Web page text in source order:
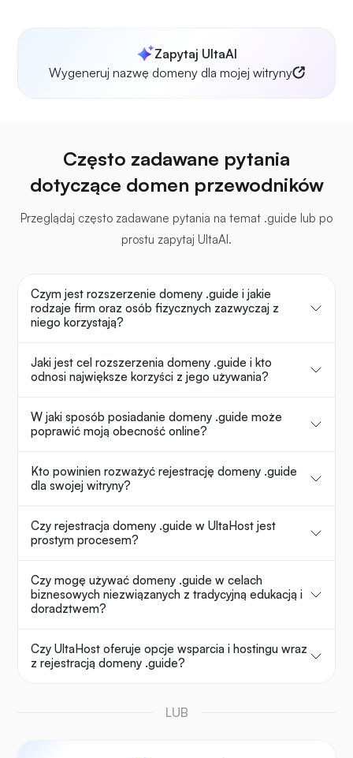
Zapytaj UltaAI
Wygeneruj nazwę domeny dla mojej witryny
Często zadawane pytania
dotyczące domen przewodników
Przeglądaj często zadawane pytania na temat .guide lub po
prostu zapytaj UltaAI.
Czym jest rozszerzenie domeny .guide i jakie
rodzaje firm oraz osób fizycznych zazwyczaj z
niego korzystają?
Jaki jest cel rozszerzenia domeny .guide i kto
odnosi największe korzyści z jego używania?
W jaki sposób posiadanie domeny .guide może
poprawić moją obecność online?
Kto powinien rozważyć rejestrację domeny .guide
dla swojej witryny?
Czy rejestracja domeny .guide w UltaHost jest
prostym procesem?
Czy mogę używać domeny .guide w celach
biznesowych niezwiązanych z tradycyjną edukacją i
doradztwem?
Czy UltaHost oferuje opcje wsparcia i hostingu wraz
z rejestracją domeny .guide?
LUB